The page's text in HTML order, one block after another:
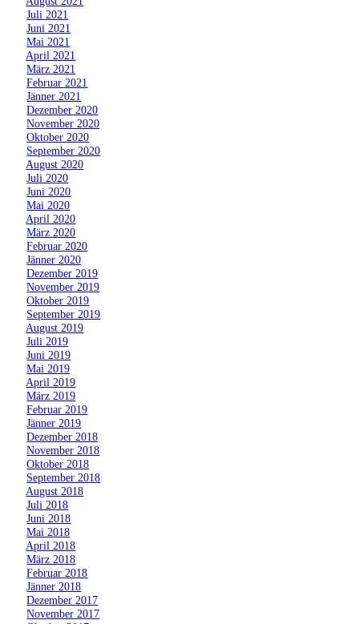
»Juli 2021
»Juni 2021
»Mai 2021
April 2021
»März 2021
»Februar 2021
»Jänner 2021
»Dezember 2020
»November 2020
»Oktober 2020
September 2020
August 2020
»Juli 2020
»Juni 2020
»Mai 2020
April 2020
»März 2020
»Februar 2020
»Jänner 2020
»Dezember 2019
»November 2019
»Oktober 2019
September 2019
August 2019
»Juli 2019
»Juni 2019
»Mai 2019
April 2019
»März 2019
»Februar 2019
»Jänner 2019
»Dezember 2018
»November 2018
»Oktober 2018
September 2018
August 2018
»Juli 2018
»Juni 2018
»Mai 2018
April 2018
»März 2018
»Februar 2018
»Jänner 2018
»Dezember 2017
»November 2017